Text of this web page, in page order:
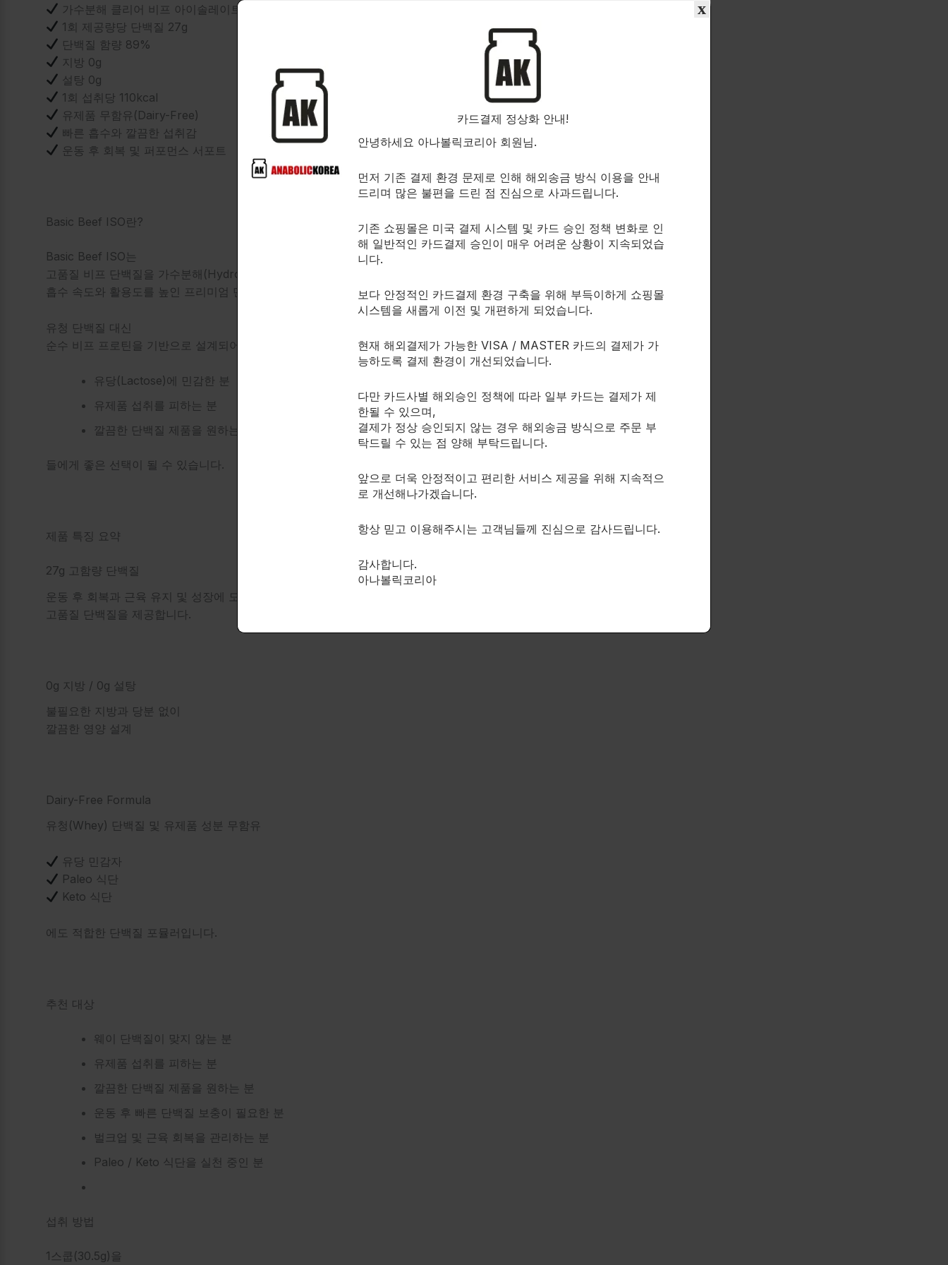
가수분해 클리어 비프 아이솔레이트 사용
1회 제공량당 단백질 27g
단백질 함량 89%
지방 0g
설탕 0g
1회 섭취당 110kcal
유제품 무함유(Dairy-Free)
빠른 흡수와 깔끔한 섭취감
운동 후 회복 및 퍼포먼스 서포트
Basic Beef ISO란?
Basic Beef ISO는
고품질 비프 단백질을 가수분해(Hydrolyzed)하여
흡수 속도와 활용도를 높인 프리미엄 단백질 제품입니다.
유청 단백질 대신
순수 비프 프로틴을 기반으로 설계되어
유당(Lactose)에 민감한 분
유제품 섭취를 피하는 분
깔끔한 단백질 제품을 원하는 분
들에게 좋은 선택이 될 수 있습니다.
제품 특징 요약
27g 고함량 단백질
운동 후 회복과 근육 유지 및 성장에 도움을 줄 수 있는
고품질 단백질을 제공합니다.
0g 지방 / 0g 설탕
불필요한 지방과 당분 없이
깔끔한 영양 설계
Dairy-Free Formula
유청(Whey) 단백질 및 유제품 성분 무함유
유당 민감자
Paleo 식단
Keto 식단
에도 적합한 단백질 포뮬러입니다.
추천 대상
웨이 단백질이 맞지 않는 분
유제품 섭취를 피하는 분
깔끔한 단백질 제품을 원하는 분
운동 후 빠른 단백질 보충이 필요한 분
벌크업 및 근육 회복을 관리하는 분
Paleo / Keto 식단을 실천 중인 분
섭취 방법
1스쿱(30.5g)을
카드결제 정상화 안내!
안녕하세요 아나볼릭코리아 회원님.
먼저 기존 결제 환경 문제로 인해 해외송금 방식 이용을 안내
드리며 많은 불편을 드린 점 진심으로 사과드립니다.
기존 쇼핑몰은 미국 결제 시스템 및 카드 승인 정책 변화로 인
해 일반적인 카드결제 승인이 매우 어려운 상황이 지속되었습
니다.
보다 안정적인 카드결제 환경 구축을 위해 부득이하게 쇼핑몰
시스템을 새롭게 이전 및 개편하게 되었습니다.
현재 해외결제가 가능한 VISA / MASTER 카드의 결제가 가
능하도록 결제 환경이 개선되었습니다.
다만 카드사별 해외승인 정책에 따라 일부 카드는 결제가 제
한될 수 있으며,
결제가 정상 승인되지 않는 경우 해외송금 방식으로 주문 부
탁드릴 수 있는 점 양해 부탁드립니다.
앞으로 더욱 안정적이고 편리한 서비스 제공을 위해 지속적으
로 개선해나가겠습니다.
항상 믿고 이용해주시는 고객님들께 진심으로 감사드립니다.
감사합니다.
아나볼릭코리아
x